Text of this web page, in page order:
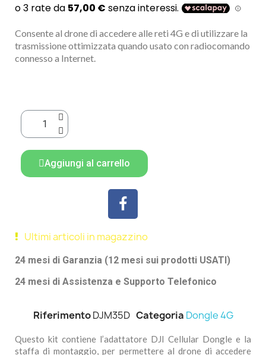
Consente al drone di accedere alle reti 4G e di utilizzare la
trasmissione ottimizzata quando usato con radiocomando
connesso a Internet.
Aggiungi al carrello
Ultimi articoli in magazzino
24 mesi di Garanzia (12 mesi sui prodotti USATI)
24 mesi di Assistenza e Supporto Telefonico
Riferimento DJM35D Categoria Dongle 4G
Questo kit contiene l’adattatore DJI Cellular Dongle e la
staffa di montaggio, per permettere al drone di accedere